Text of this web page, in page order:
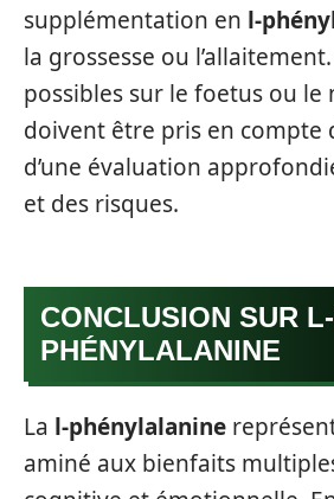
supplémentation en l-
la grossesse ou
possibles sur le foetus ou le
doivent être pris en compte
d’une évaluation
et des risques.
CONCLUSION SUR
PHÉNYLALANINE
La l-phénylalanine
aminé aux bienfaits